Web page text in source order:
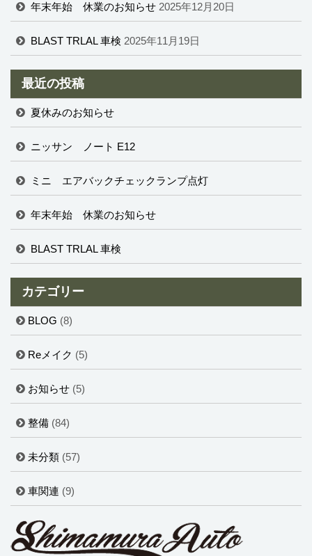
年末年始 休業のお知らせ 2025年12月20日
BLAST TRLAL 車検 2025年11月19日
最近の投稿
夏休みのお知らせ
ニッサン ノート E12
ミニ エアバックチェックランプ点灯
年末年始 休業のお知らせ
BLAST TRLAL 車検
カテゴリー
BLOG (8)
Reメイク (5)
お知らせ (5)
整備 (84)
未分類 (57)
車関連 (9)